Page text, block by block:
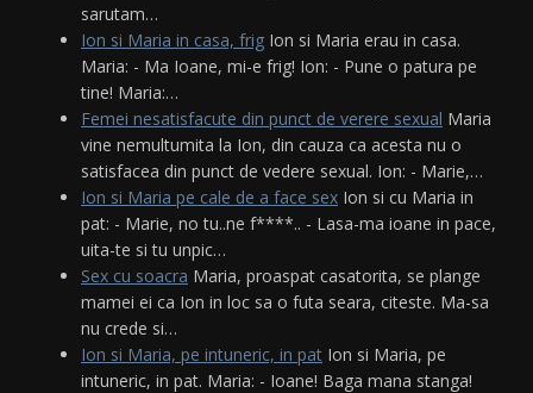
sarutam…
Ion si Maria in casa, frig Ion si Maria erau in casa.
Maria: - Ma Ioane, mi-e frig! Ion: - Pune o patura pe
tine! Maria:…
Femei nesatisfacute din punct de verere sexual Maria
vine nemultumita la Ion, din cauza ca acesta nu o
satisfacea din punct de vedere sexual. Ion: - Marie,…
Ion si Maria pe cale de a face sex Ion si cu Maria in
pat: - Marie, no tu..ne f****.. - Lasa-ma ioane in pace,
uita-te si tu unpic…
Sex cu soacra Maria, proaspat casatorita, se plange
mamei ei ca Ion in loc sa o futa seara, citeste. Ma-sa
nu crede si…
Ion si Maria, pe intuneric, in pat Ion si Maria, pe
intuneric, in pat. Maria: - Ioane! Baga mana stanga!